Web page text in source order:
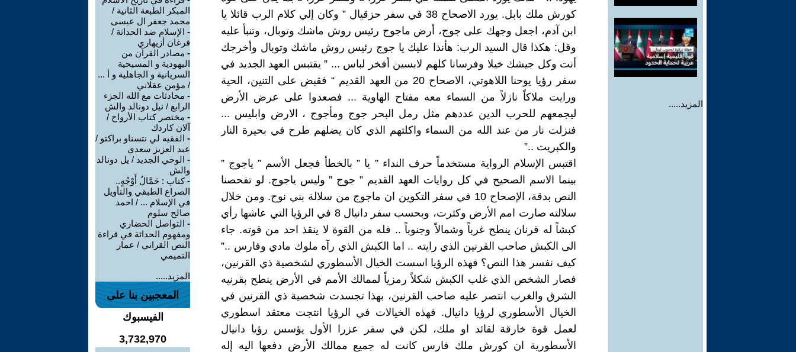
المزيد.....
كورش ملك بابل. يورد الاصحاح 38 في سفر حزقيال ” وكان إلي كلام الرب قائلا يا
ابن آدم، اجعل وجهك على جوج، أرض ماجوج رئيس روش ماشك وتوبال، وتنبأ عليه
وقل: هكذا قال السيد الرب: هأنذا عليك يا جوج رئيس روش ماشك وتوبال وأخرجك
أنت وكل جيشك خيلا وفرسانا كلهم لابسين أفخر لباس ... ” يقتبس العهد الجديد في
سفر رؤيا يوحنا اللاهوتي، الاصحاح 20 من العهد القديم “ فقبض على التنين، الحية
ورايت ملاكاً نازلاً من السماء معه مفتاح الهاوية ... فصعدوا على عرض الأرض
ليجمعهم للحرب الدين عددهم مثل رمل البحر جوج ومأجوج ، الارض وابليس ...
فنزلت نار من عند الله من السماء واكلتهم الذي كان يضلهم طرح في بحيرة النار
والكبريت ..”
اقتبس الإسلام الرواية مستخدماً حرف النداء ” يا ” بالخطأ فجعل الأسم ” ياجوج ”
بينما الاسم الصحيح في كل روايات العهد القديم ” جوج ” وليس ياجوج. لو تفحصنا
النص بدقة، الإصحاح 10 في سفر التكوين ان ماجوج من سلالة بني نوح. ومن خلال
سلالته صارت امم الأرض وكثرت، وبحسب سفر دانيال 8 في الرؤيا التي عاشها رأي
كبشاً له قرنان ينطح غرباً وشمالاً وجنوباً .. فله من القوة لا ينقذ احد من قوته. جاء
الى الكبش صاحب القرنين الذي رايته .. اما الكبش الذي رآه ملوك مادي وفارس ..”
كيف نفسر هذا النص؟ فهذه الرؤيا اسست الخيال الأسطوري لشخصية ذي القرنين،
فصار الشخص الذي غلب الكبش شكلاً رمزياً لممالك الأمم في الأرض ينطح بقرنيه
الشرق والغرب انتصر عليه صاحب القرنين، بهذا تجسدت شخصية ذي القرنين في
الخيال الأسطوري لرؤيا دانيال. فهذه الخيالات في الرؤيا انتجت معتقد اسطوري
لعمل قوة خارقة لقائد او ملك، لكن في سفر عزرا الأول يؤسس رؤيا دانيال
الأسطورية ان كورش ملك فارس كانت له جميع ممالك الأرض دفعها اليه إله
المبكر الطبعة الثانية /
محمد جعفر ال عيسى
- الإسلام ضد الحداثة /
فرغان أزيهاري
- مصادر القرآن من
اليهودية و المسيحية
السريانية و الجاهلية و أ ...
/ مؤمن عقلاني
- محادثات مع الله الجزء
الرابع / نيل دونالد والش
- مختصر كتاب الأرواح /
آلان كاردك
- الفقيه لي نتسناو براكتو /
عبد العزيز سعدي
- الوحي الجديد / يل دونالد
والش
-كتاب : حَمَّالُ أَوْجُهٍ..
الصراع الطبقي والتأويل
في الإسلام ... / احمد
صالح سلوم
- التواصل الحضاري
ومفهوم الحداثة في قراءة
النص القراني / عمار
التميمي
المزيد.....
المعجبين بنا على
الفيسبوك
3,732,970